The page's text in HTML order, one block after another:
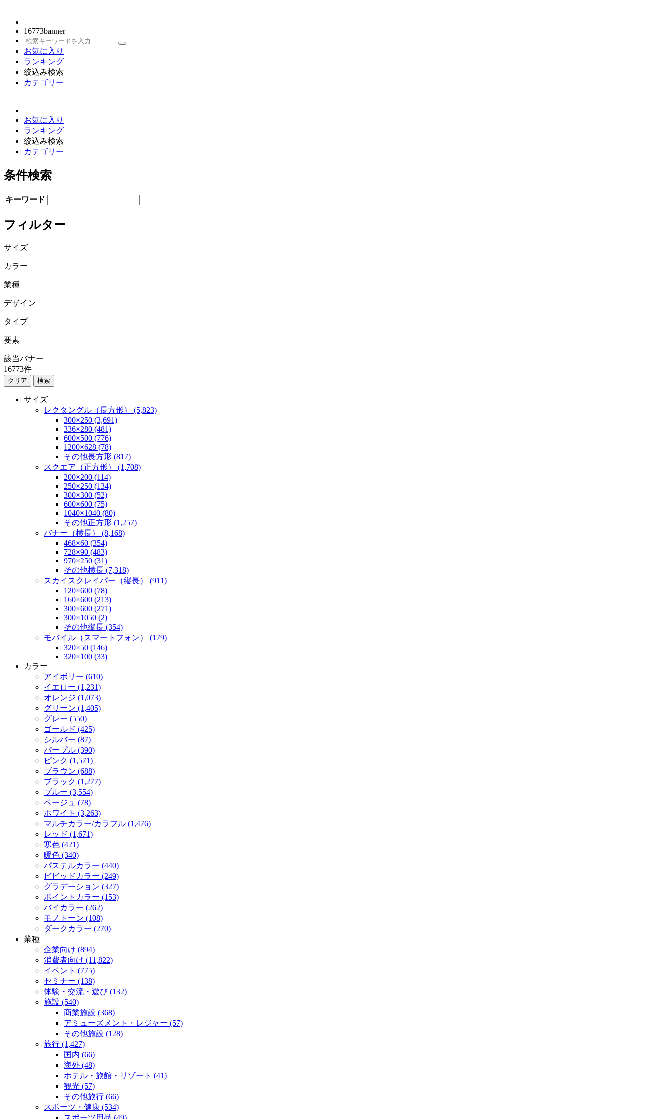
16773banner
お気に入り
ランキング
絞込み検索
カテゴリー
お気に入り
ランキング
絞込み検索
カテゴリー
条件検索
キーワード
フィルター
サイズ
カラー
業種
デザイン
タイプ
要素
該当バナー
16773件
検索
サイズ
レクタングル（長方形） (5,823)
300×250 (3,691)
336×280 (481)
600×500 (776)
1200×628 (78)
その他長方形 (817)
スクエア（正方形） (1,708)
200×200 (114)
250×250 (134)
300×300 (52)
600×600 (75)
1040×1040 (80)
その他正方形 (1,257)
バナー（横長） (8,168)
468×60 (354)
728×90 (483)
970×250 (31)
その他横長 (7,318)
スカイスクレイパー（縦長） (911)
120×600 (78)
160×600 (213)
300×600 (271)
300×1050 (2)
その他縦長 (354)
モバイル（スマートフォン） (179)
320×50 (146)
320×100 (33)
カラー
アイボリー (610)
イエロー (1,231)
オレンジ (1,073)
グリーン (1,405)
グレー (550)
ゴールド (425)
シルバー (87)
パープル (390)
ピンク (1,571)
ブラウン (688)
ブラック (1,277)
ブルー (3,554)
ベージュ (78)
ホワイト (3,263)
マルチカラー/カラフル (1,476)
レッド (1,671)
寒色 (421)
暖色 (340)
パステルカラー (440)
ビビッドカラー (249)
グラデーション (327)
ポイントカラー (153)
バイカラー (262)
モノトーン (108)
ダークカラー (270)
業種
企業向け (894)
消費者向け (11,822)
イベント (775)
セミナー (138)
体験・交流・遊び (132)
施設 (540)
商業施設 (368)
アミューズメント・レジャー (57)
その他施設 (128)
旅行 (1,427)
国内 (66)
海外 (48)
ホテル・旅館・リゾート (41)
観光 (57)
その他旅行 (66)
スポーツ・健康 (534)
スポーツ用品 (49)